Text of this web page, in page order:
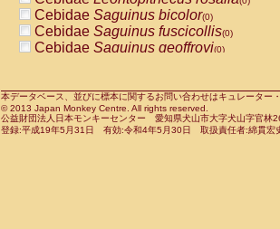
CercopithecidaeCercocebus
CercopithecidaeCercocebus
CercopithecidaeCercocebushybrid
CercopithecidaePapio anubis(0)
CercopithecidaePapio cynocephalus
CercopithecidaePapio hamadryas(0)
Cebidae Saguinus bicolor(0)
Cebidae Saguinus fuscicollis(0)
Cebidae Saguinus geoffroyi(0)
CebidaeSaguinus leucopus(0)
CebidaeSaguinus midas(0)
Cebidae Saguinus mystax(0)
本データベース、並びに標本に関するお問い合わせはキュレータ
© 2013 Japan Monkey Centre. All rights reserved.
公益財団法人日本モンキーセンター 愛知県犬山市大字犬山字官
登録:平成19年5月31日 有効:令和4年5月30日 取扱責任者:綿貫宏